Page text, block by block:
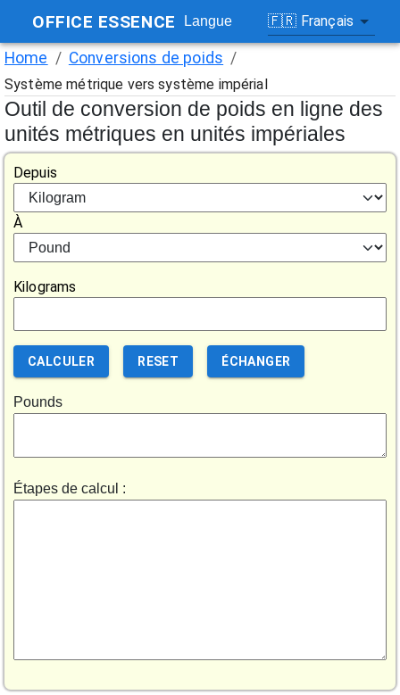
OFFICE ESSENCE Langue 🇫🇷 Français
Home / Conversions de poids /
Système métrique vers système impérial
Outil de conversion de poids en ligne des
unités métriques en unités impériales
Depuis
À
Kilograms
CALCULER RESET ÉCHANGER
Pounds
Étapes de calcul :